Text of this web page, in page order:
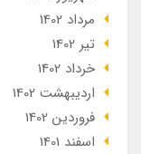
مرداد 1402
تير 1402
خرداد 1402
ارديبهشت 1402
فروردین 1402
اسفند 1401